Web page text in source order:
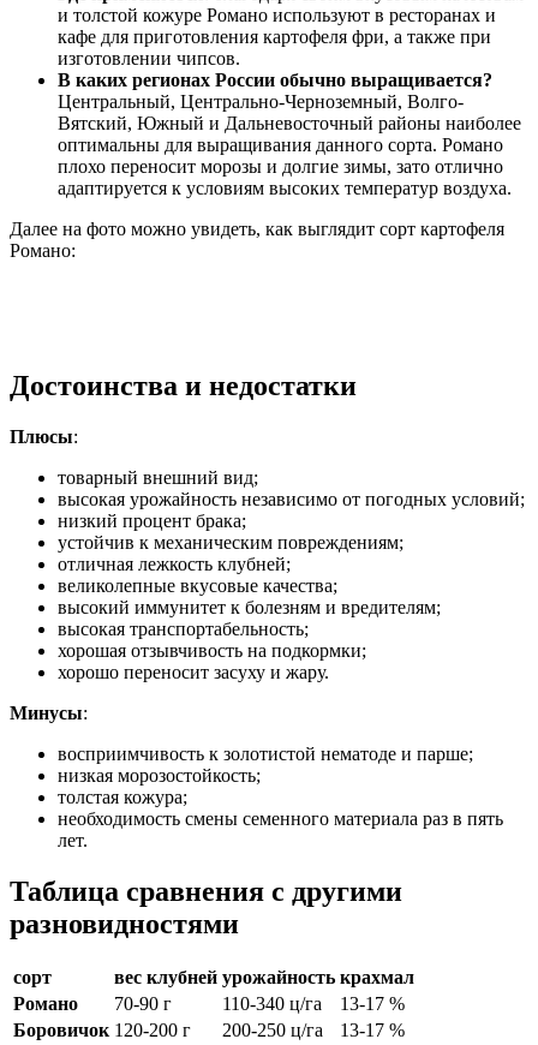
и толстой кожуре Романо используют в ресторанах и
кафе для приготовления картофеля фри, а также при
изготовлении чипсов.
В каких регионах России обычно выращивается?
Центральный, Центрально-Черноземный, Волго-
Вятский, Южный и Дальневосточный районы наиболее
оптимальны для выращивания данного сорта. Романо
плохо переносит морозы и долгие зимы, зато отлично
адаптируется к условиям высоких температур воздуха.
Далее на фото можно увидеть, как выглядит сорт картофеля
Романо:
Достоинства и недостатки
Плюсы:
товарный внешний вид;
высокая урожайность независимо от погодных условий;
низкий процент брака;
устойчив к механическим повреждениям;
отличная лежкость клубней;
великолепные вкусовые качества;
высокий иммунитет к болезням и вредителям;
высокая транспортабельность;
хорошая отзывчивость на подкормки;
хорошо переносит засуху и жару.
Минусы:
восприимчивость к золотистой нематоде и парше;
низкая морозостойкость;
толстая кожура;
необходимость смены семенного материала раз в пять
лет.
Таблица сравнения с другими
разновидностями
сорт вес клубней урожайность крахмал
Романо
70-90 г 110-340 ц/га
13-17 %
Боровичок 120-200 г 200-250 ц/га
13-17 %